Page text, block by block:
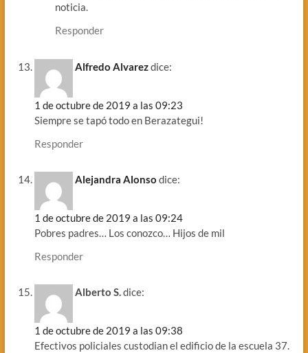
noticia.
Responder
Alfredo Alvarezdice:
1 de octubre de 2019 a las 09:23
Siempre se tapó todo en Berazategui!
Responder
Alejandra Alonso dice:
1 de octubre de 2019 a las 09:24
Pobres padres… Los conozco… Hijos de mil
Responder
Alberto S.dice:
1 de octubre de 2019 a las 09:38
Efectivos policiales custodian el edificio de la escuela 37.